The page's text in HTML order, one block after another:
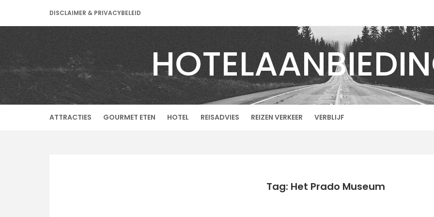
content
DISCLAIMER & PRIVACYBELEID
ATTRACTIES GOURMET ETEN HOTEL REISADVIES REIZEN VERKEER VERBLIJF
Tag: Het Prado Museum